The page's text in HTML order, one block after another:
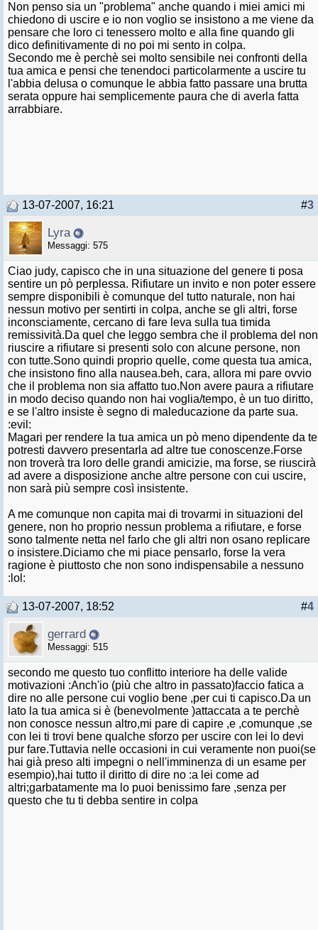
Non penso sia un "problema" anche quando i miei amici mi
chiedono di uscire e io non voglio se insistono a me viene da
pensare che loro ci tenessero molto e alla fine quando gli
dico definitivamente di no poi mi sento in colpa.
Secondo me è perchè sei molto sensibile nei confronti della
tua amica e pensi che tenendoci particolarmente a uscire tu
l'abbia delusa o comunque le abbia fatto passare una brutta
serata oppure hai semplicemente paura che di averla fatta
arrabbiare.
#3
13-07-2007, 16:21
Lyra
Messaggi: 575
Ciao judy, capisco che in una situazione del genere ti posa
sentire un pò perplessa. Rifiutare un invito e non poter essere
sempre disponibili è comunque del tutto naturale, non hai
nessun motivo per sentirti in colpa, anche se gli altri, forse
inconsciamente, cercano di fare leva sulla tua timida
remissività.Da quel che leggo sembra che il problema del non
riuscire a rifiutare si presenti solo con alcune persone, non
con tutte.Sono quindi proprio quelle, come questa tua amica,
che insistono fino alla nausea.beh, cara, allora mi pare ovvio
che il problema non sia affatto tuo.Non avere paura a rifiutare
in modo deciso quando non hai voglia/tempo, è un tuo diritto,
e se l'altro insiste è segno di maleducazione da parte sua.
:evil:
Magari per rendere la tua amica un pò meno dipendente da te
potresti davvero presentarla ad altre tue conoscenze.Forse
non troverà tra loro delle grandi amicizie, ma forse, se riuscirà
ad avere a disposizione anche altre persone con cui uscire,
non sarà più sempre così insistente.
A me comunque non capita mai di trovarmi in situazioni del
genere, non ho proprio nessun problema a rifiutare, e forse
sono talmente netta nel farlo che gli altri non osano replicare
o insistere.Diciamo che mi piace pensarlo, forse la vera
ragione è piuttosto che non sono indispensabile a nessuno
:lol:
#4
13-07-2007, 18:52
gerrard
Messaggi: 515
secondo me questo tuo conflitto interiore ha delle valide
motivazioni :Anch'io (più che altro in passato)faccio fatica a
dire no alle persone cui voglio bene ,per cui ti capisco.Da un
lato la tua amica si è (benevolmente )attaccata a te perchè
non conosce nessun altro,mi pare di capire ,e ,comunque ,se
con lei ti trovi bene qualche sforzo per uscire con lei lo devi
pur fare.Tuttavia nelle occasioni in cui veramente non puoi(se
hai già preso alti impegni o nell'imminenza di un esame per
esempio),hai tutto il diritto di dire no :a lei come ad
altri;garbatamente ma lo puoi benissimo fare ,senza per
questo che tu ti debba sentire in colpa